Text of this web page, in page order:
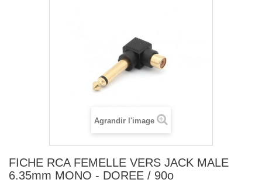
Agrandir l'image
FICHE RCA FEMELLE VERS JACK MALE
6.35mm MONO - DOREE / 90o